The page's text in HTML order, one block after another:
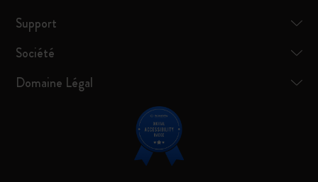
Support
Société
Domaine Légal